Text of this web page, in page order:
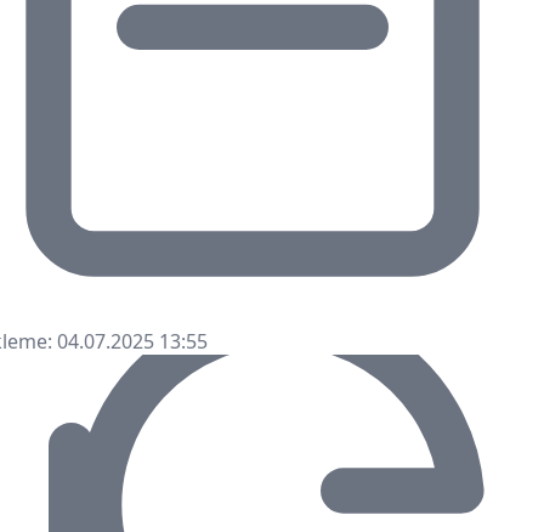
04.07.2025 13:55